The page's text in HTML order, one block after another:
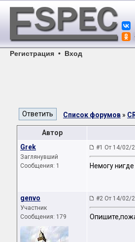
Регистрация • Вход
Список форумов »
Автор
Grek
Заглянувший
Сообщения: 1
#1 От 14/02/
Немогу
genvo
Участник
Сообщения: 179
#2 От 14/02/